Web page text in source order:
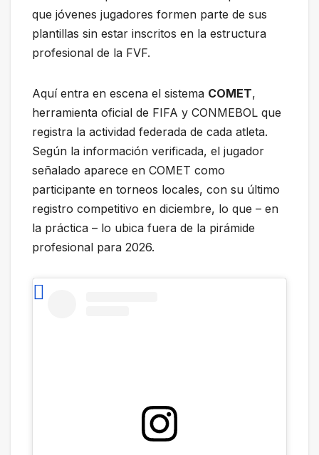
que jóvenes jugadores formen parte de sus
plantillas sin estar inscritos en la estructura
profesional de la FVF.
Aquí entra en escena el sistema COMET,
herramienta oficial de FIFA y CONMEBOL que
registra la actividad federada de cada atleta.
Según la información verificada, el jugador
señalado aparece en COMET como
participante en torneos locales, con su último
registro competitivo en diciembre, lo que – en
la práctica – lo ubica fuera de la pirámide
profesional para 2026.